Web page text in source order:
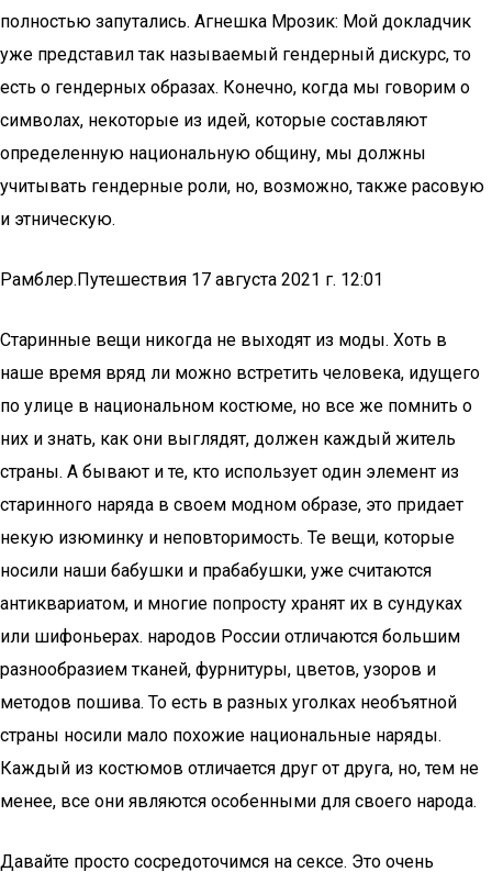
полностью запутались. Агнешка Мрозик: Мой докладчик
уже представил так называемый гендерный дискурс, то
есть о гендерных образах. Конечно, когда мы говорим о
символах, некоторые из идей, которые составляют
определенную национальную общину, мы должны
учитывать гендерные роли, но, возможно, также расовую
и этническую.
Рамблер.Путешествия 17 августа 2021 г. 12:01
Старинные вещи никогда не выходят из моды. Хоть в
наше время вряд ли можно встретить человека, идущего
по улице в национальном костюме, но все же помнить о
них и знать, как они выглядят, должен каждый житель
страны. А бывают и те, кто использует один элемент из
старинного наряда в своем модном образе, это придает
некую изюминку и неповторимость. Те вещи, которые
носили наши бабушки и прабабушки, уже считаются
антиквариатом, и многие попросту хранят их в сундуках
или шифоньерах. народов России отличаются большим
разнообразием тканей, фурнитуры, цветов, узоров и
методов пошива. То есть в разных уголках необъятной
страны носили мало похожие национальные наряды.
Каждый из костюмов отличается друг от друга, но, тем не
менее, все они являются особенными для своего народа.
Давайте просто сосредоточимся на сексе. Это очень